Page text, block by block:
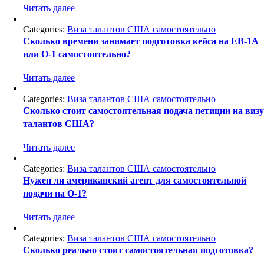
Читать далее
Categories:Виза талантов США самостоятельно
Сколько времени занимает подготовка кейса на EB-1A
или O-1 самостоятельно?
Читать далее
Categories:Виза талантов США самостоятельно
Сколько стоит самостоятельная подача петиции на визу
талантов США?
Читать далее
Categories:Виза талантов США самостоятельно
Нужен ли американский агент для самостоятельной
подачи на O-1?
Читать далее
Categories:Виза талантов США самостоятельно
Сколько реально стоит самостоятельная подготовка?